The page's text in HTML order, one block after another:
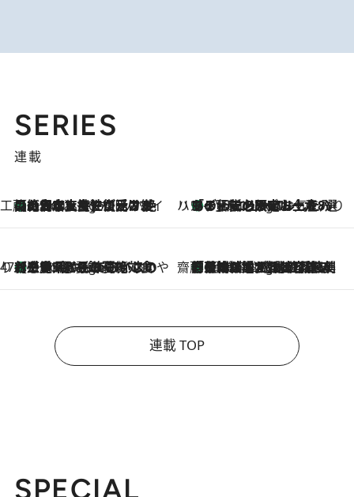
SERIES
連載
工藤まやのおもてなしハワイ
5 Hours Ago
【ハワイ土産】ローカルの絶大な支持で復活！ 絶品の幻クッキー《元ファンの日本人女性が受け継いだ名店》 ハワイ賢者 リサのお気に入りリスト5 Hours Ago
あの伝説の限定トートも！ リニューアルした「ディーン＆デルーカ ハワイ」で必須のお土産8選
47都道府県の手みやげ ひんやりスイーツで夏を満喫
5 Hours Ago
【三重県】この夏絶対食べたい 冷やしておいしいおやつ3選 お餅×アイスの新感覚スイーツ 齋藤 薫 美容脳ルネサンス
5 Hours Ago
「荷物が増えるほど旅ストレスは増す」美容ジャーナリストがたどり着いた最終結論。“化粧品を劇的に減らす”感動の凝縮美容とは
連載 TOP
SPECIAL